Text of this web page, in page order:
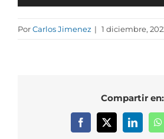
PorCarlos Jimenez | 1 diciembre,
Compartir en:
Facebook
X LinkedIn